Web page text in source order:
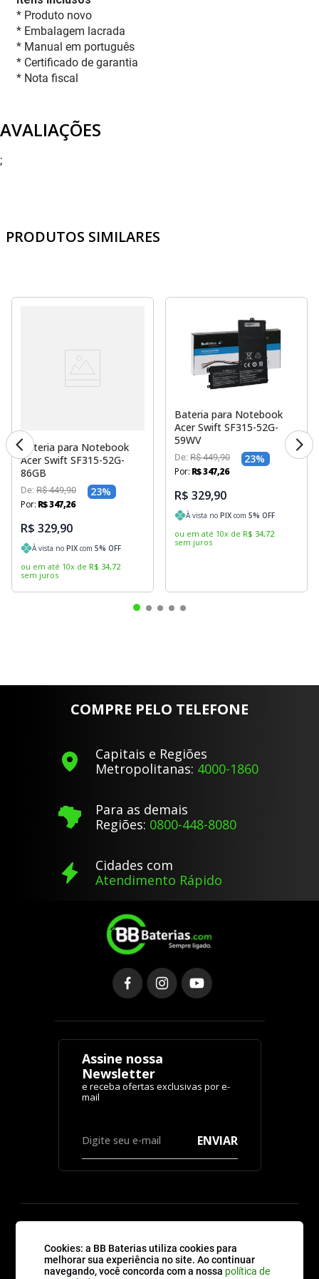
Cookies: a BB Baterias utiliza cookies para
melhorar sua experiência no site. Ao continuar
navegando, você concorda com a nossa política de
* Produto novo
* Embalagem lacrada
* Manual em português
* Certificado de garantia
* Nota fiscal
AVALIAÇÕES
;
PRODUTOS SIMILARES
Bateria para Notebook
Acer Swift SF315-52G-
86GB
De: R$ 449,90 23%
Por: R$347,26
R$ 329,90
À vista no PIX com 5% OFF
ou em até 10x de R$ 34,72
sem juros
Bateria para Notebook
Acer Swift SF315-52G-
59WV
De: R$ 449,90 23%
Por: R$347,26
R$ 329,90
À vista no PIX com 5% OFF
ou em até 10x de R$ 34,72
sem juros
COMPRE PELO TELEFONE
Capitais e Regiões
Metropolitanas: 4000-1860
Para as demais
Regiões: 0800-448-8080
Cidades com
Atendimento Rápido
Assine nossa
Newsletter
ENVIAR